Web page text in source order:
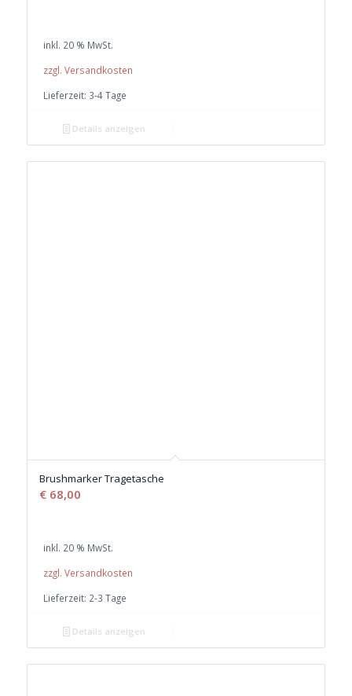
inkl. 20 % MwSt.
zzgl. Versandkosten
Lieferzeit: 3-4 Tage
Details anzeigen
Brushmarker Tragetasche
€68,00
inkl. 20 % MwSt.
zzgl. Versandkosten
Lieferzeit: 2-3 Tage
Details anzeigen